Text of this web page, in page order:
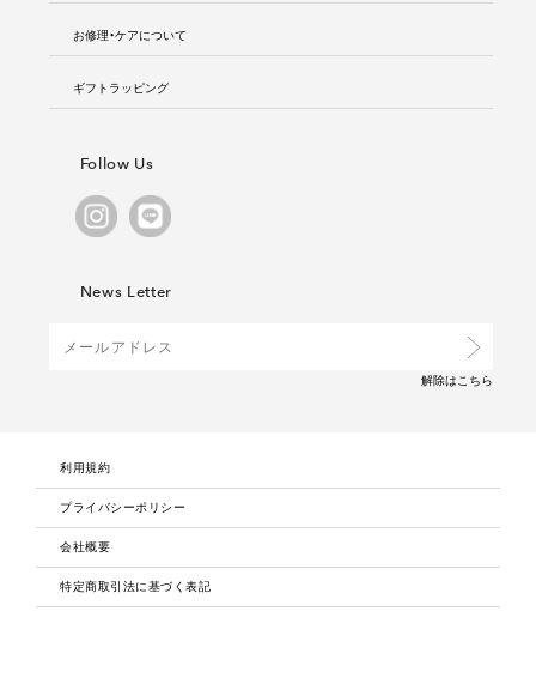
お修理・ケアについて
ギフトラッピング
Follow Us
News Letter
解除はこちら
利用規約
プライバシーポリシー
会社概要
特定商取引法に基づく表記